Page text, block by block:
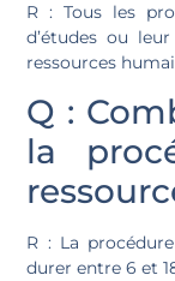
R : Tous les
d’études ou
ressources
Q :
la
R : La
durer entre 6 et